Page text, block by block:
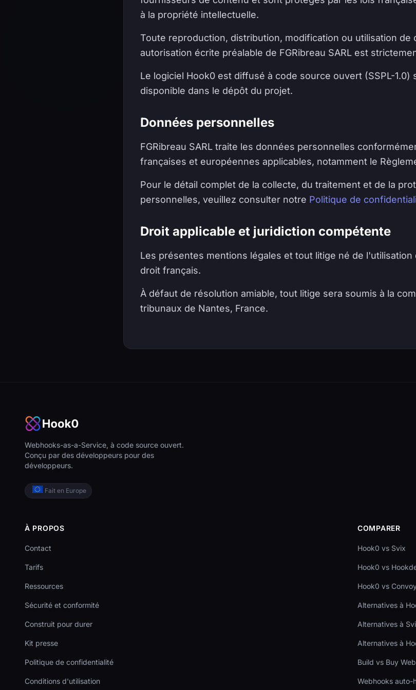
à la propriété intellectuelle.
Toute reproduction, distribution, modification ou utilisation de
autorisation écrite préalable de FGRibreau SARL est
Le logiciel Hook0 est diffusé à code source ouvert (SSPL-1.0)
disponible dans le dépôt du projet.
Données personnelles
FGRibreau SARL traite les données personnelles
françaises et européennes applicables, notamment le
Pour le détail complet de la collecte, du traitement et de la
personnelles, veuillez consulter notre Politique de
Droit applicable et juridiction compétente
Les présentes mentions légales et tout litige né de
droit français.
À défaut de résolution amiable, tout litige sera soumis à la
tribunaux de Nantes, France.
Webhooks-as-a-Service, à code source ouvert.
Conçu par des développeurs pour des
développeurs.
Fait en Europe
À PROPOS
Contact
Tarifs
Ressources
Sécurité et conformité
Construit pour durer
Kit presse
Politique de confidentialité
Conditions d'utilisation
COMPARER
Hook0 vs Svix
Hook0 vs
Hook0 vs
Alternatives à
Alternatives à
Alternatives à
Build vs Buy
Webhooks auto-